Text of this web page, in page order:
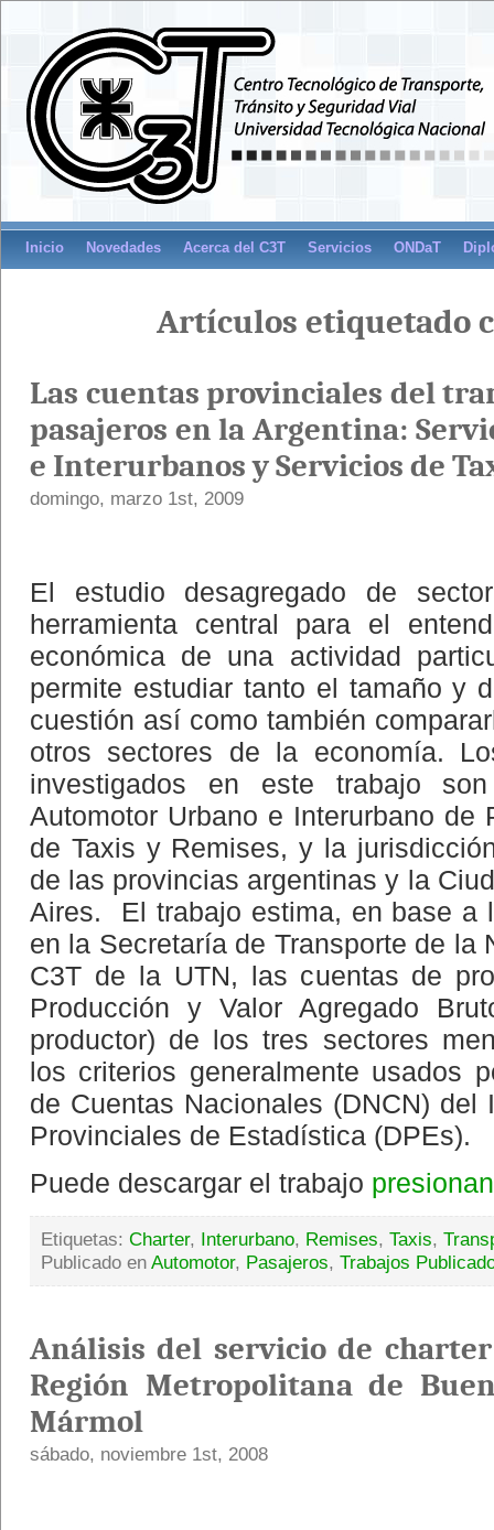
Inicio Novedades Acerca del C3T Servicios ONDaT
Artículos etiquetado
Las cuentas provinciales del
pasajeros en la Argentina:
e Interurbanos y Servicios de
domingo, marzo 1st, 2009
El estudio desagregado de
herramienta central para el
económica de una actividad
permite estudiar tanto el tamaño y
cuestión así como también
otros sectores de la economía.
investigados en este trabajo
Automotor Urbano e Interurbano de
de Taxis y Remises, y la
de las provincias argentinas y la
Aires. El trabajo estima, en base a
en la Secretaría de Transporte de la
C3T de la UTN, las cuentas de
Producción y Valor Agregado
productor) de los tres sectores
los criterios generalmente usados
de Cuentas Nacionales (DNCN) del
Provinciales de Estadística (DPEs).
Puede descargar el trabajo
Etiquetas: Charter, Interurbano, Remises, Taxis,
Publicado en Automotor, Pasajeros, Trabajos
Análisis del servicio de
Región Metropolitana de
Mármol
sábado, noviembre 1st, 2008